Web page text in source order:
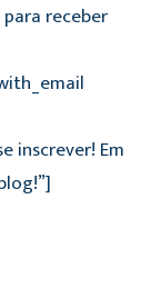
receber
inscrever! Em